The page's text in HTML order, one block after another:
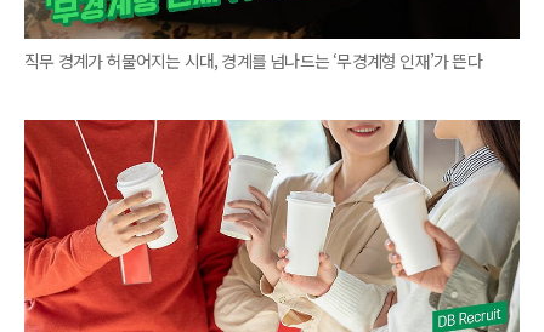
직무 경계가 허물어지는 시대, 경계를 넘나드는 ‘무경계형 인재’가 뜬다